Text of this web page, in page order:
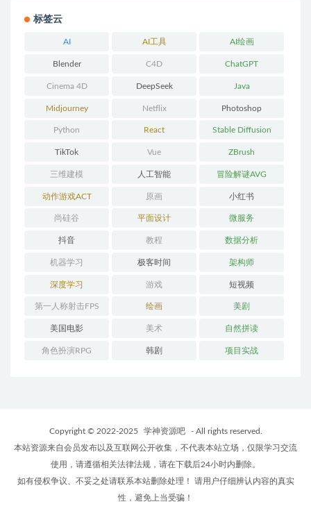
标签云
AI AI工具 AI绘画
Blender C4D ChatGPT
Cinema 4D DeepSeek Java
Midjourney Netflix Photoshop
Python React Stable Diffusion
TikTok Vue ZBrush
三维建模 人工智能 冒险解谜AVG
动作游戏ACT 原画 小红书
尚硅谷 平面设计 微服务
抖音 教程 数据分析
机器学习 极客时间 架构师
深度学习 游戏 短视频
第一人称射击FPS 绘画 美剧
美国电影 美术 自然拼读
角色扮演RPG 韩剧 项目实战
Copyright © 2022-2025 学神资源吧
- All rights reserved.
本站资源来自会员发布以及互联网公开收集，不代表本站立场，仅限学习交流
使用，请遵循相关法律法规，请在下载后24小时内删除。
如有侵权争议、不妥之处请联系本站删除处理！ 请用户仔细辨认内容的真实
性，避免上当受骗！